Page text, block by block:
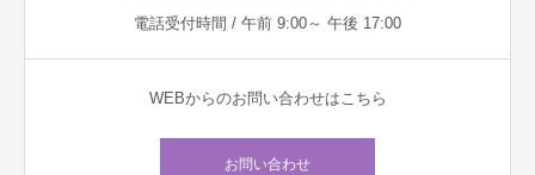
電話受付時間 / 午前 9:00～ 午後 17:00
WEBからのお問い合わせはこちら
お問い合わせ